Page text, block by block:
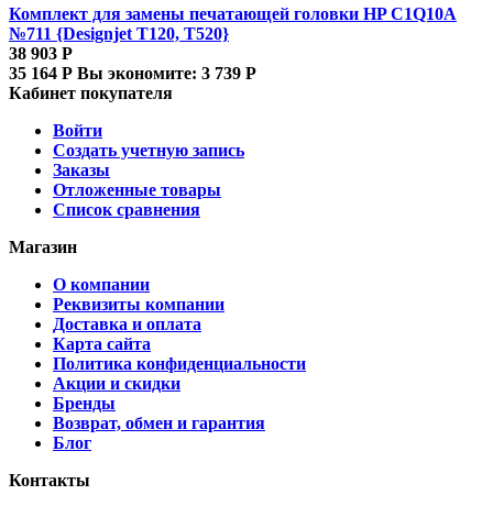
Комплект для замены печатающей головки HP C1Q10A
№711 {Designjet T120, T520}
38 903 Р
35 164 Р Вы экономите: 3 739 Р
Кабинет покупателя
Войти
Создать учетную запись
Заказы
Отложенные товары
Список сравнения
Магазин
О компании
Реквизиты компании
Доставка и оплата
Карта сайта
Политика конфиденциальности
Акции и скидки
Бренды
Возврат, обмен и гарантия
Блог
Контакты